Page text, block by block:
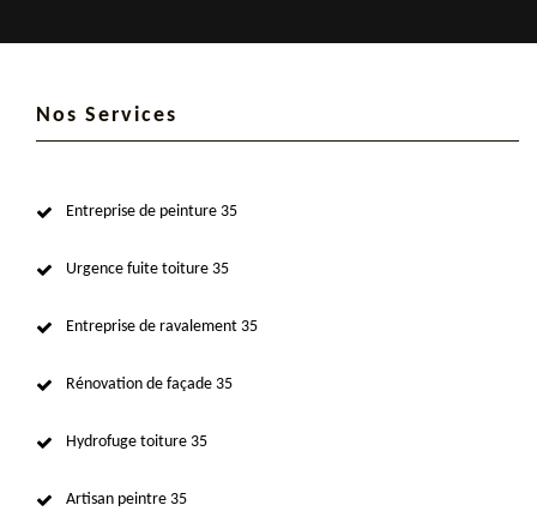
Nos Services
Entreprise de peinture 35
Urgence fuite toiture 35
Entreprise de ravalement 35
Rénovation de façade 35
Hydrofuge toiture 35
Artisan peintre 35